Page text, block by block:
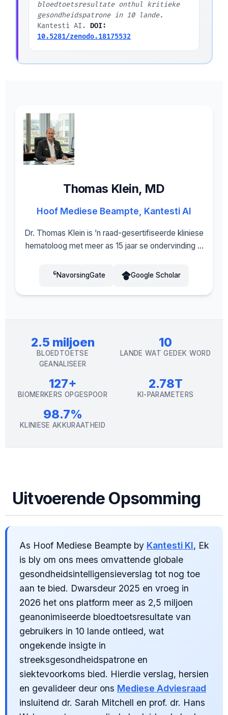
bloedtoetsresultate onthul kritieke
gesondheidspatrone in 10 lande.
Kantesti AI. DOI:
10.5281/zenodo.18175532
Thomas Klein, MD
Hoof Mediese Beampte, Kantesti AI
Dr. Thomas Klein is ’n raad-gesertifiseerde kliniese
hematoloog met meer as 15 jaar se ondervinding in
diagnostiek. As Hoof Mediese Beampte by
en hou hy toesig oor die mediese akkuraatheid van
Hematologie, en het uitgebreid gepubliseer oor
biomerkeraanalyse en optimalisering van
populasie-spesifieke verwysingsreekse.
NavorsingGate Google Scholar
2.5 miljoen
BLOEDTOETSE
GEANALISEER
10
LANDE WAT GEDEK WORD
127+
BIOMERKERS OPGESPOOR
2.78T
KI-PARAMETERS
98.7%
KLINIESE AKKURAATHEID
Uitvoerende Opsomming
As Hoof Mediese Beampte by Kantesti KI, Ek
is bly om ons mees omvattende globale
gesondheidsintelligensieverslag tot nog toe
aan te bied. Dwarsdeur 2025 en vroeg in
2026 het ons platform meer as 2,5 miljoen
geanonimiseerde bloedtoetsresultate van
gebruikers in 10 lande ontleed, wat
ongekende insigte in
streeksgesondheidspatrone en
siektevoorkoms bied. Hierdie verslag, hersien
en gevalideer deur ons Mediese Adviesraad
insluitend dr. Sarah Mitchell en prof. dr. Hans